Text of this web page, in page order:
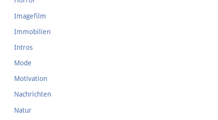
Imagefilm
Immobilien
Intros
Mode
Motivation
Nachrichten
Natur